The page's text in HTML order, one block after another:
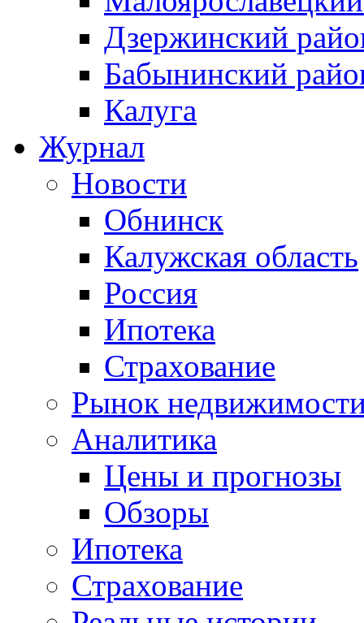
Дзержинский
Бабынинский
Калуга
Журнал
Новости
Обнинск
Калужская область
Россия
Ипотека
Страхование
Рынок
Аналитика
Цены и прогнозы
Обзоры
Ипотека
Страхование